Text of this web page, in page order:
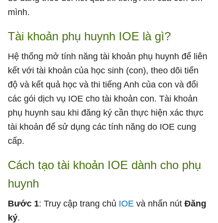
mình.
Tài khoản phụ huynh IOE là gì?
Hệ thống mở tính năng tài khoản phụ huynh để liên
kết với tài khoản của học sinh (con), theo dõi tiến
độ và kết quả học và thi tiếng Anh của con và đổi
các gói dịch vụ IOE cho tài khoản con. Tài khoản
phụ huynh sau khi đăng ký cần thực hiện xác thực
tài khoản để sử dụng các tính năng do IOE cung
cấp.
Cách tạo tài khoản IOE dành cho phụ
huynh
Bước 1: Truy cập trang chủ IOE và nhấn nút Đăng
ký.